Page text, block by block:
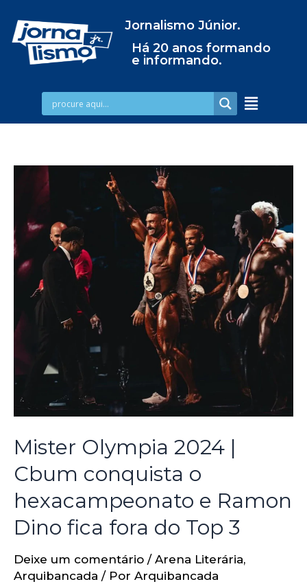
Jornalismo Júnior.
Há 20 anos formando
e informando.
Mister Olympia 2024 |
Cbum conquista o
hexacampeonato e Ramon
Dino fica fora do Top 3
Deixe um comentário / Arena Literária,
Arquibancada / Por Arquibancada